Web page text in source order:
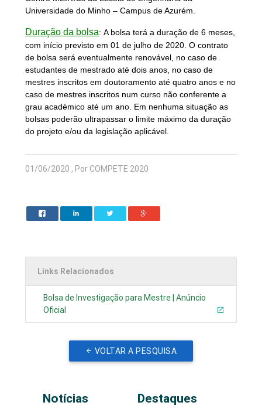
Universidade do Minho – Campus de Azurém.
Duração da bolsa:A bolsa terá a duração de 6 meses,
com início previsto em 01 de julho de 2020. O contrato
de bolsa será eventualmente renovável, no caso de
estudantes de mestrado até dois anos, no caso de
mestres inscritos em doutoramento até quatro anos e no
caso de mestres inscritos num curso não conferente a
grau académico até um ano. Em nenhuma situação as
bolsas poderão ultrapassar o limite máximo da duração
do projeto e/ou da legislação aplicável.
01/06/2020 , Por COMPETE 2020
Links Relacionados
Bolsa de Investigação para Mestre | Anúncio
Oficial
VOLTAR A PESQUISA
Notícias Destaques